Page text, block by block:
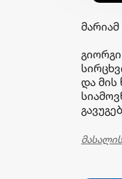
და მის